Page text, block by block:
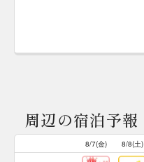
周辺の宿泊予報
8/7(金) 8/8(土)